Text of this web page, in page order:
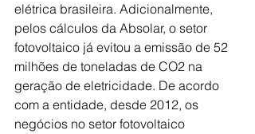
elétrica brasileira. Adicionalmente,
pelos cálculos da Absolar, o setor
fotovoltaico já evitou a emissão de 52
milhões de toneladas de CO2 na
geração de eletricidade. De acordo
com a entidade, desde 2012, os
negócios no setor fotovoltaico